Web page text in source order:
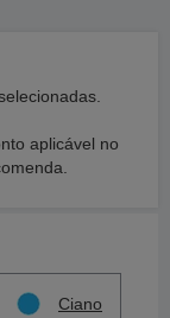
aplicável no
Ciano